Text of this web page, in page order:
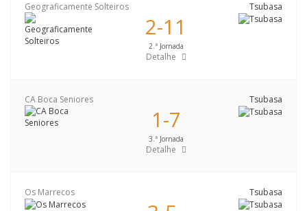
Geograficamente Solteiros Tsubasa
2-11
2.ª Jornada
Detalhe
CA Boca Seniores Tsubasa
1-7
3.ª Jornada
Detalhe
Os Marrecos Tsubasa